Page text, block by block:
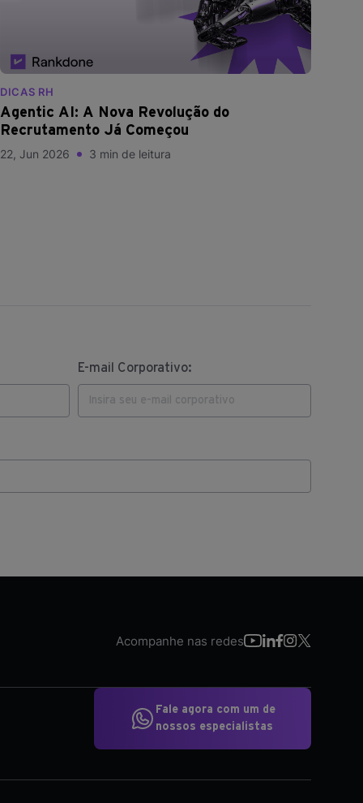
DICAS RH
Agentic AI: A Nova Revolução do
Recrutamento Já Começou
22, Jun 2026 3 min de leitura
E-mail Corporativo:
Acompanhe nas redes
Fale agora com um de
nossos especialistas